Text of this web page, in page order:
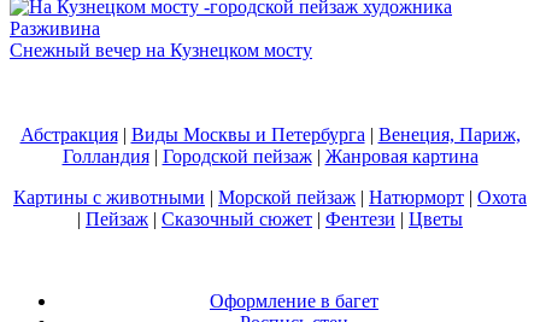
Снежный вечер на Кузнецком мосту
Абстракция| Виды Москвы и Петербурга | Венеция, Париж,
Голландия| Городской пейзаж| Жанровая картина
Картины с животными | Морской пейзаж | Натюрморт | Охота
| Пейзаж | Сказочный сюжет | Фентези | Цветы
Оформление в багет